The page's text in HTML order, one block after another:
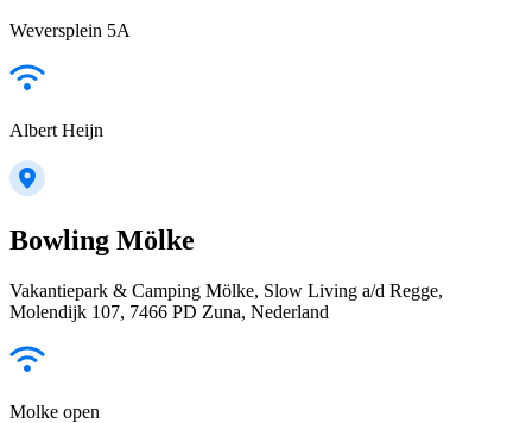
Weversplein 5A
Albert Heijn
Bowling Mölke
Vakantiepark & Camping Mölke, Slow Living a/d Regge,
Molendijk 107, 7466 PD Zuna, Nederland
Molke open